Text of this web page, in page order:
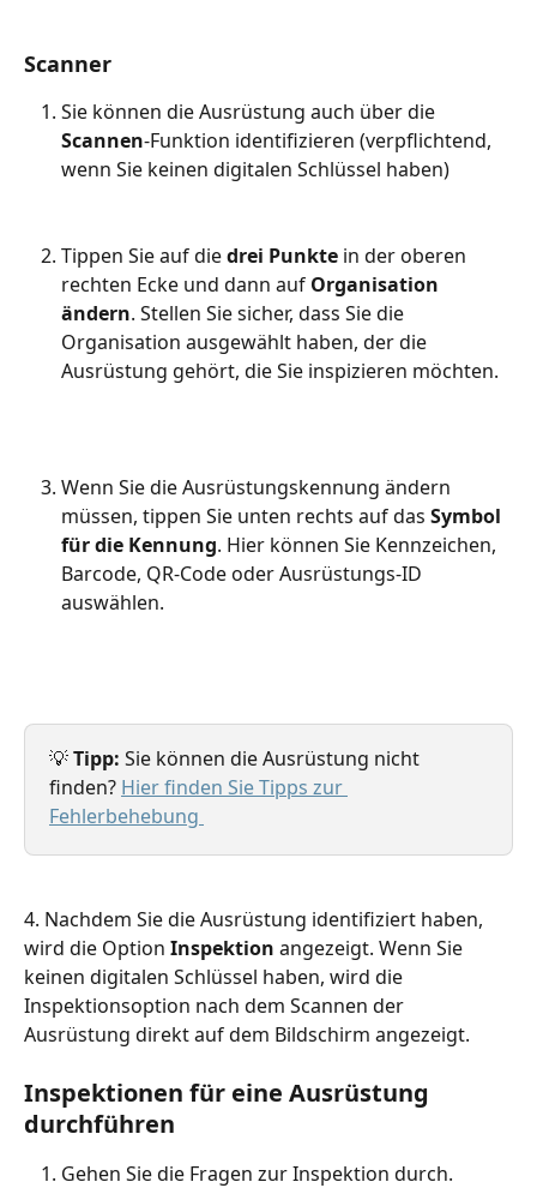
Scanner
Sie können die Ausrüstung auch über die
Scannen-Funktion identifizieren (verpflichtend,
wenn Sie keinen digitalen Schlüssel haben)
Tippen Sie auf die drei Punkte in der oberen
rechten Ecke und dann auf Organisation
ändern. Stellen Sie sicher, dass Sie die
Organisation ausgewählt haben, der die
Ausrüstung gehört, die Sie inspizieren möchten.
Wenn Sie die Ausrüstungskennung ändern
müssen, tippen Sie unten rechts auf das Symbol
für die Kennung. Hier können Sie Kennzeichen,
Barcode, QR-Code oder Ausrüstungs-ID
auswählen.
💡 Tipp: Sie können die Ausrüstung nicht
finden? Hier finden Sie Tipps zur
Fehlerbehebung
4. Nachdem Sie die Ausrüstung identifiziert haben,
wird die Option Inspektion angezeigt. Wenn Sie
keinen digitalen Schlüssel haben, wird die
Inspektionsoption nach dem Scannen der
Ausrüstung direkt auf dem Bildschirm angezeigt.
Inspektionen für eine Ausrüstung
durchführen
Gehen Sie die Fragen zur Inspektion durch.